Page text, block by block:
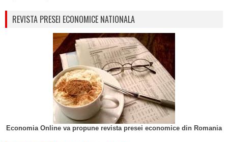
REVISTA PRESEI ECONOMICE NATIONALA
Economia Online va propune revista presei economice din Romania